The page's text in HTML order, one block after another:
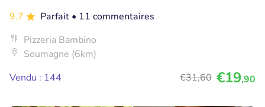
9.7
Parfait • 11 commentaires
Pizzeria Bambino
Soumagne (6km)
Vendu : 144
€31,60 €19,90